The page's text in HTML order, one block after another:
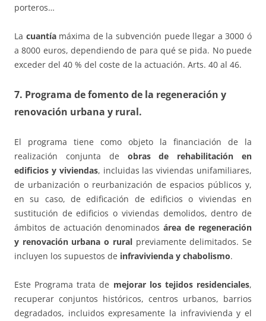
porteros…
La cuantíamáxima de la subvención puede llegar a 3000 ó
a 8000 euros, dependiendo de para qué se pida. No puede
exceder del 40 % del coste de la actuación. Arts. 40 al 46.
7. Programa de fomento de la regeneración y
renovación urbana y rural.
El programa tiene como objeto la financiación de la
realización conjunta de obras de rehabilitación en
edificios y viviendas, incluidas las viviendas unifamiliares,
de urbanización o reurbanización de espacios públicos y,
en su caso, de edificación de edificios o viviendas en
sustitución de edificios o viviendas demolidos, dentro de
ámbitos de actuación denominadosárea de regeneración
y renovación urbana o ruralpreviamente delimitados. Se
incluyen los supuestos de infravivienda y chabolismo.
Este Programa trata de mejorar los tejidos residenciales,
recuperar conjuntos históricos, centros urbanos, barrios
degradados, incluidos expresamente la infravivienda y el